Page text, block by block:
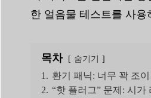
한 얼음물 테스트를 사
목차 숨기기
1. 환기 패닉: 너무 꽉 조
2. “핫 플러그” 문제: 시가